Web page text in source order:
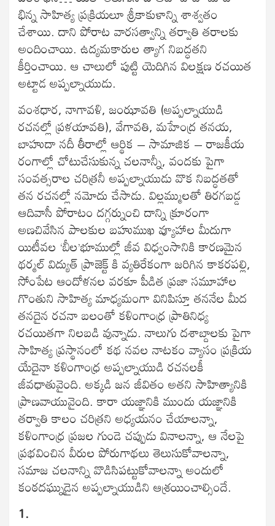
భిన్న సాహిత్య ప్రక్రియలూ శ్రీకాకుళాన్ని శాశ్వతం
చేశాయి. దాని పోరాట వారసత్వాన్ని తర్వాతి తరాలకు
అందించాయి. ఉద్యమకారుల త్యాగ నిబద్ధతని
కీర్తించాయి. ఆ చాలులో పుట్టి యెదిగిన విలక్షణ రచయిత
అట్టాడ అప్పల్నాయుడు.
వంశధార, నాగావళి, జంఝావతి (అప్పల్నాయుడి
రచనల్లో ప్రళయావతి), వేగావతి, మహేంద్ర తనయ,
బాహుదా నదీ తీరాల్లో ఆర్థిక – సామాజిక – రాజకీయ
రంగాల్లో చోటుచేసుకున్న చలనాన్నీ, వందకు పైగా
సంవత్సరాల చరిత్రనీ అప్పల్నాయుడు వొక నిబద్ధతతో
తన రచనల్లో నమోదు చేసాడు. విల్లమ్ములతో తిరగబడ్డ
ఆదివాసీ పోరాటం దగ్గర్నుంచి దాన్ని క్రూరంగా
అణచివేసిన పాలకుల బహుముఖ వ్యూహాల మీదుగా
యిటీవల ‘బీల’భూముల్లో జీవ విధ్వంసానికి కారణమైన
థర్మల్ విద్యుత్ ప్రాజెక్ట్ కి వ్యతిరేకంగా జరిగిన కాకరపల్లి,
సోంపేట ఆందోళనల వరకూ పీడిత ప్రజా సమూహాల
గొంతుని సాహిత్య మాధ్యమంగా వినిపిస్తూ తననేల మీద
తనదైన రచనా బలంతో కళింగాంధ్ర ప్రాతినిధ్య
రచయితగా నిలబడి వున్నాడు. నాలుగు దశాబ్దాలకు పైగా
సాహిత్య ప్రస్థానంలో కథ నవల నాటకం వ్యాసం ప్రక్రియ
యేదైనా కళింగాంధ్ర అప్పల్నాయుడి రచనలకీ
జీవధాతువైంది. అక్కడి జన జీవితం అతని సాహిత్యానికి
ప్రాణవాయువైంది. కారా యజ్ఞానికి ముందు యజ్ఞానికి
తర్వాతి కాలం చరిత్రని అధ్యయనం చేయాలన్నా,
కళింగాంధ్ర ప్రజల గుండె చప్పుడు వినాలన్నా, ఆ నేలపై
ప్రభవించిన వీరుల పోరుగాథలు తెలుసుకోవాలన్నా,
సమాజ చలనాన్ని వొడిసిపట్టుకోవాలన్నా అందులో
కంఠదఘ్నుడైన అప్పల్నాయుడిని ఆశ్రయించాల్సిందే.
1.